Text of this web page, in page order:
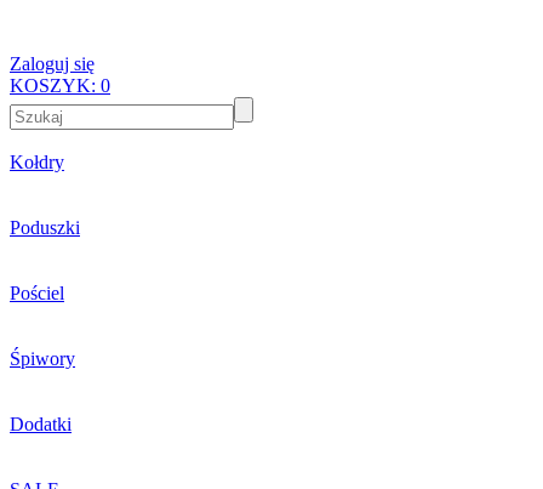
Zaloguj się
KOSZYK: 0
Kołdry
Poduszki
Pościel
Śpiwory
Dodatki